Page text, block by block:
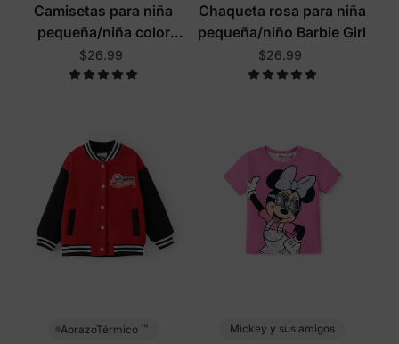
Camisetas para niña
pequeña/niña color
púrpura
$26.99
Chaqueta rosa para niña
pequeña/niño Barbie Girl
$26.99
AbrazoTérmico ™ Mickey y sus amigos